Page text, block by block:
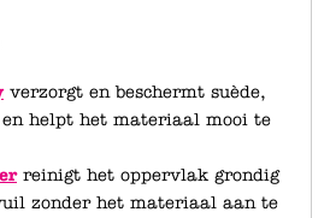
verzorgt en beschermt suède,
helpt het materiaal mooi te
reinigt het oppervlak grondig
zonder het materiaal aan te